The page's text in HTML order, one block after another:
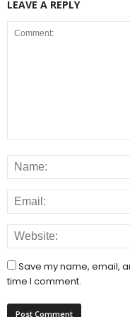
LEAVE A REPLY
Save my name, email,
time I comment.